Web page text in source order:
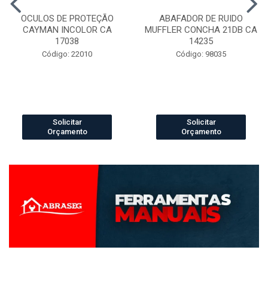
OCULOS DE PROTEÇÃO
CAYMAN INCOLOR CA
17038
Código: 22010
Solicitar
Orçamento
ABAFADOR DE RUIDO
MUFFLER CONCHA 21DB CA
14235
Código: 98035
Solicitar
Orçamento